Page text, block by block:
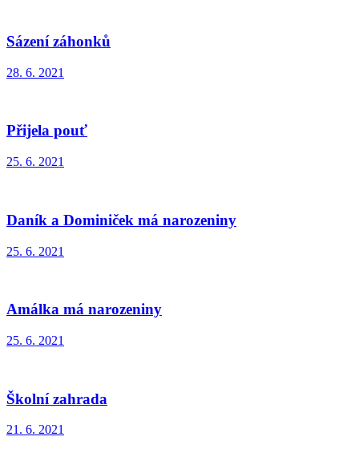
Sázení záhonků
28. 6. 2021
Přijela pouť
25. 6. 2021
Daník a Dominiček má narozeniny
25. 6. 2021
Amálka má narozeniny
25. 6. 2021
Školní zahrada
21. 6. 2021